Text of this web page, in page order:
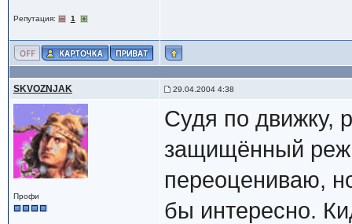
Репутация: 1
SKVOZNJAK 29.04.2004 4:38
Профи
Судя по движку,
защищённый
переоцениваю,
бы интересно.